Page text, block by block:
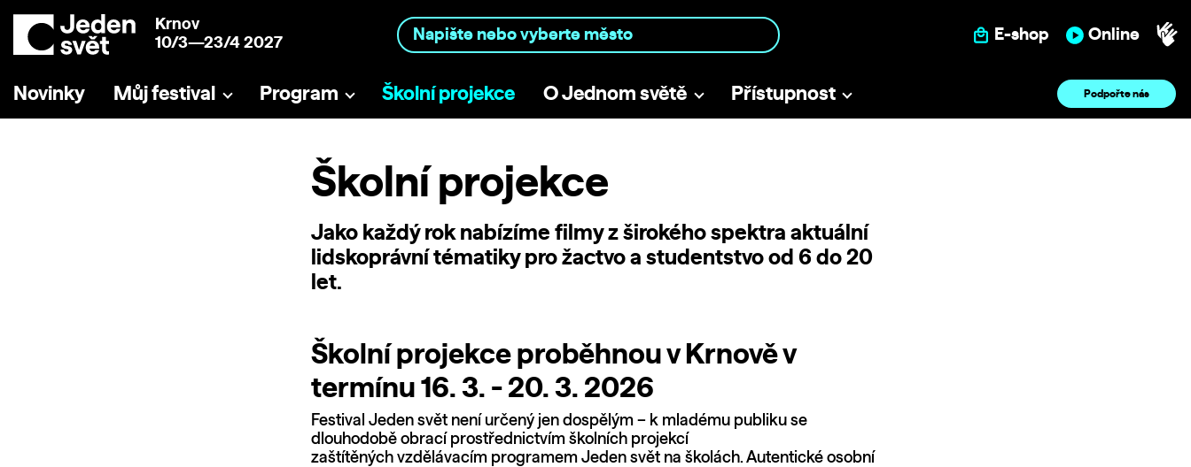
Krnov
10/3—23/4 2027
E-shop Online
Novinky Můj festival Program Školní projekce O Jednom světě Přístupnost Podpořte nás
Školní projekce
Jako každý rok nabízíme filmy z širokého spektra aktuální
lidskoprávní tématiky pro žactvo a studentstvo od 6 do 20
let.
Školní projekce proběhnou v Krnově v
termínu 16. 3. - 20. 3. 2026
Festival Jeden svět není určený jen dospělým – k mladému publiku se
dlouhodobě obrací prostřednictvím školních projekcí
zaštítěných vzdělávacím programem Jeden svět na školách. Autentické osobní